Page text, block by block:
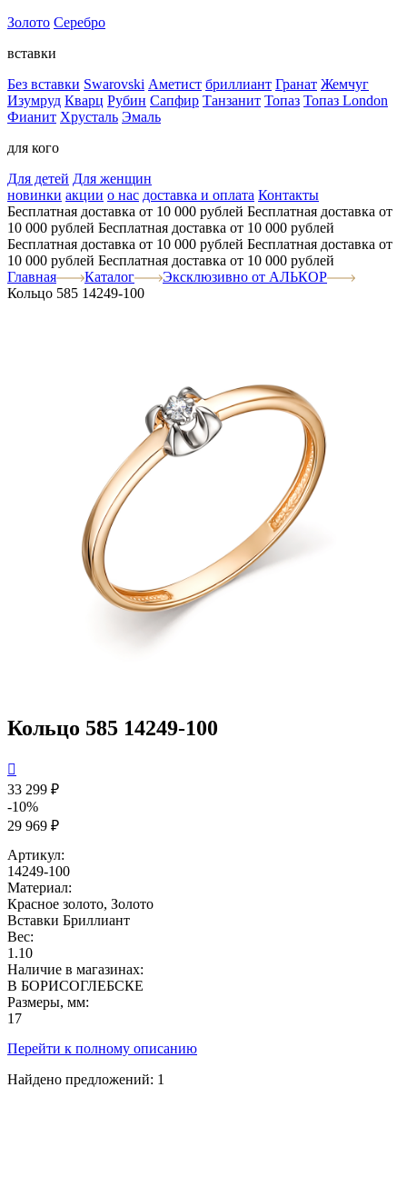
Золото Серебро
вставки
Без вставки Swarovski Аметист бриллиант Гранат Жемчуг
Изумруд Кварц Рубин Сапфир Танзанит Топаз Топаз London
Фианит Хрусталь Эмаль
для кого
Для детей Для женщин
новинки акции о нас доставка и оплата Контакты
Бесплатная доставка от 10 000 рублей Бесплатная доставка от
10 000 рублей Бесплатная доставка от 10 000 рублей
Бесплатная доставка от 10 000 рублей Бесплатная доставка от
10 000 рублей Бесплатная доставка от 10 000 рублей
Главная
Каталог
Эксклюзивно от АЛЬКОР
Кольцо 585 14249-100
Кольцо 585 14249-100

33 299 ₽
-10%
29 969 ₽
Артикул:
14249-100
Материал:
Красное золото, Золото
Вставки Бриллиант
Вес:
1.10
Наличие в магазинах:
В БОРИСОГЛЕБСКЕ
Размеры, мм:
17
Перейти к полному описанию
Найдено предложений: 1